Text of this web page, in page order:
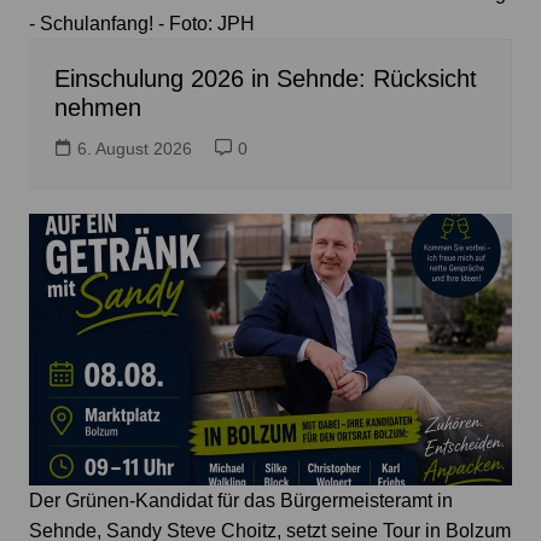
- Schulanfang! - Foto: JPH
Einschulung 2026 in Sehnde: Rücksicht
nehmen
6. August 2026 0
Der Grünen-Kandidat für das Bürgermeisteramt in
Sehnde, Sandy Steve Choitz, setzt seine Tour in Bolzum